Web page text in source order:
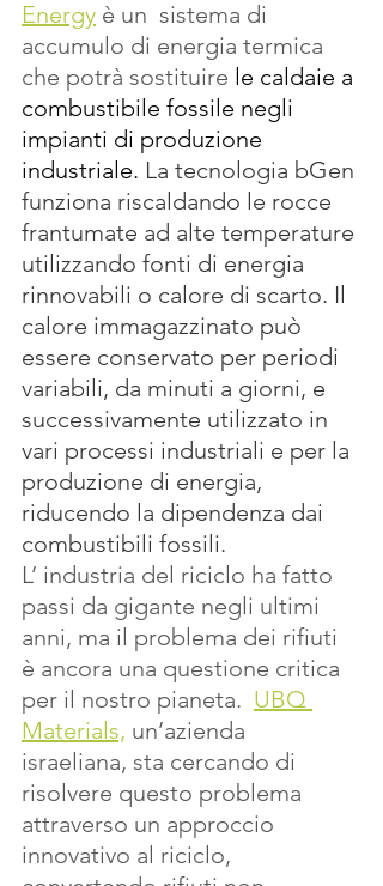
Energy è un  sistema di
accumulo di energia termica
che potrà sostituire le caldaie a
combustibile fossile negli
impianti di produzione
industriale. La tecnologia bGen
funziona riscaldando le rocce
frantumate ad alte temperature
utilizzando fonti di energia
rinnovabili o calore di scarto. Il
calore immagazzinato può
essere conservato per periodi
variabili, da minuti a giorni, e
successivamente utilizzato in
vari processi industriali e per la
produzione di energia,
riducendo la dipendenza dai
combustibili fossili.
L’ industria del riciclo ha fatto
passi da gigante negli ultimi
anni, ma il problema dei rifiuti
è ancora una questione critica
per il nostro pianeta. UBQ
Materials, un’azienda
israeliana, sta cercando di
risolvere questo problema
attraverso un approccio
innovativo al riciclo,